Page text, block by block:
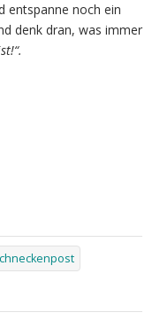
entspanne noch ein
denk dran, was immer